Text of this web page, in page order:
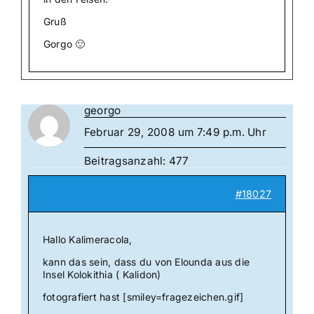
Gruß
Gorgo 🙂
georgo
Februar 29, 2008 um 7:49 p.m. Uhr
Beitragsanzahl: 477
#18027
Hallo Kalimeracola,
kann das sein, dass du von Elounda aus die
Insel Kolokithia ( Kalidon)
fotografiert hast [smiley=fragezeichen.gif]